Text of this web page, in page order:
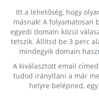
Itt a lehetőség, hogy
másnak! A folyamatosan
egyedi domain közül
tetszik. Állítsd be 3 perc
mindegyik domain
A kiválasztott email
tudod irányítani a már
helyre belépned,